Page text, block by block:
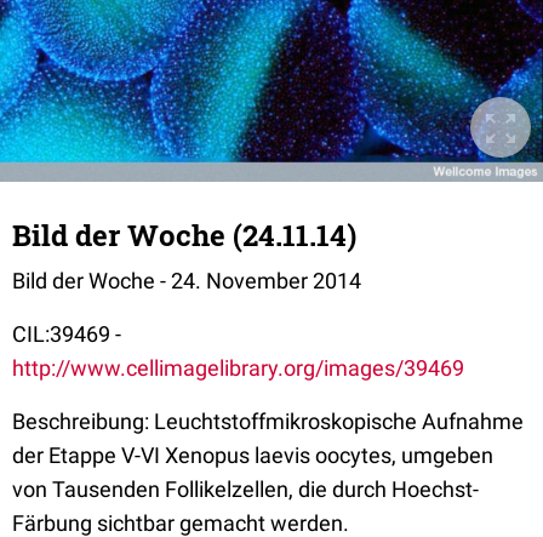
Bild der Woche (24.11.14)
Bild der Woche - 24. November 2014
CIL:39469 -
http://www.cellimagelibrary.org/images/39469
Beschreibung: Leuchtstoffmikroskopische Aufnahme
der Etappe V-VI Xenopus laevis oocytes, umgeben
von Tausenden Follikelzellen, die durch Hoechst-
Färbung sichtbar gemacht werden.